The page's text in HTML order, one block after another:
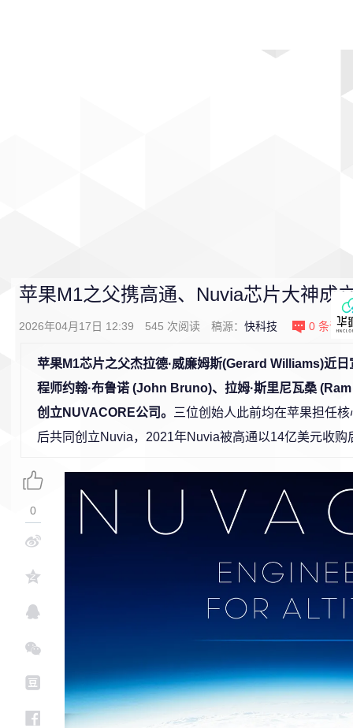
苹果M1之父携高通、Nuvia芯片大神成
2026年04月17日 12:39 545 次阅读 稿源： 快科技 0 条评论
苹果M1芯片之父杰拉德·威廉姆斯(Gerard Williams)近
程师约翰·布鲁诺 (John Bruno)、拉姆·斯里尼瓦桑
创立NUVACORE公司。
三位创始人此前均在苹果担任
后共同创立Nuvia，2021年Nuvia被高通以14亿美元收购
0